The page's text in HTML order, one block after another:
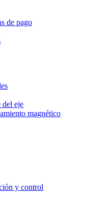
de pago
del eje
magnético
y control